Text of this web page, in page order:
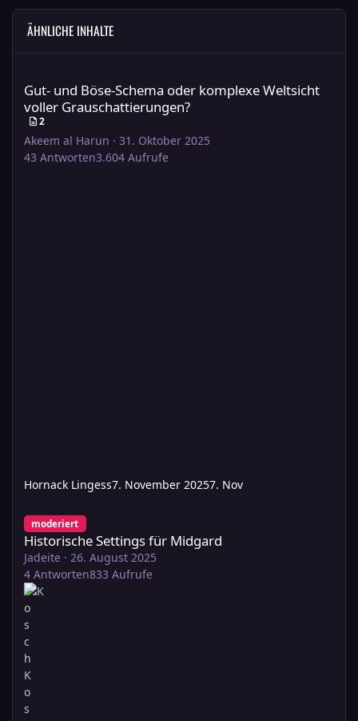
ÄHNLICHE INHALTE
Gut- und Böse-Schema oder komplexe Weltsicht
voller Grauschattierungen?
2
Akeem al Harun · 31. Oktober 2025
43 Antworten3.604 Aufrufe
Hornack Lingess7. November 20257. Nov
moderiert
Historische Settings für Midgard
Jadeite · 26. August 2025
4 Antworten833 Aufrufe